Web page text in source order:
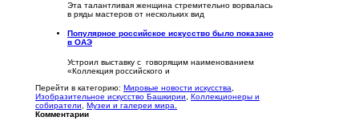
Эта талантливая женщина стремительно ворвалась
в ряды мастеров от нескольких вид
Популярное российское искусство было показано
в ОАЭ
Устроил выставку с говорящим наименованием
«Коллекция российского и
Перейти в категорию: Мировые новости искусства
Изобразительное искусство Башкирии
Коллекционеры и
собиратели
Музеи и галереи мира.
Комментарии